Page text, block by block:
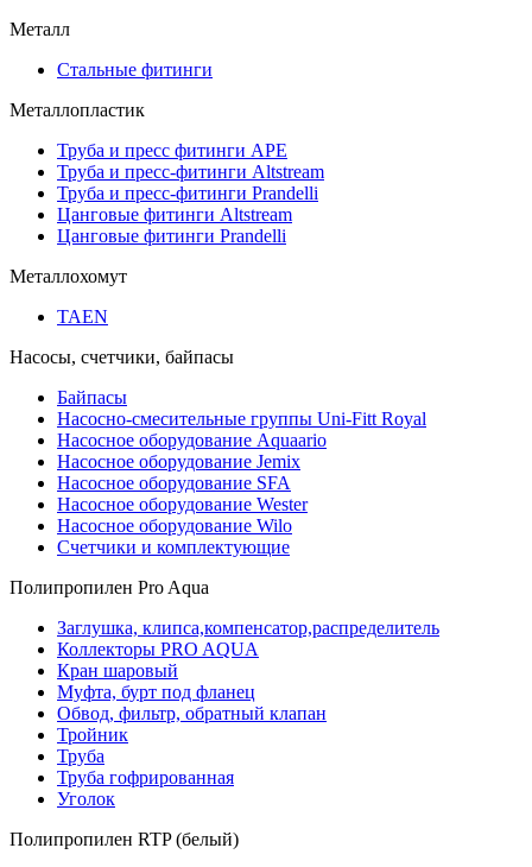
Металл
Стальные фитинги
Металлопластик
Труба и пресс фитинги APE
Труба и пресс-фитинги Altstream
Труба и пресс-фитинги Prandelli
Цанговые фитинги Altstream
Цанговые фитинги Prandelli
Металлохомут
TAEN
Насосы, счетчики, байпасы
Байпасы
Насосно-смесительные группы Uni-Fitt Royal
Насосное оборудование Aquaario
Насосное оборудование Jemix
Насосное оборудование SFA
Насосное оборудование Wester
Насосное оборудование Wilo
Счетчики и комплектующие
Полипропилен Pro Aqua
Заглушка, клипса,компенсатор,распределитель
Коллекторы PRO AQUA
Кран шаровый
Муфта, бурт под фланец
Обвод, фильтр, обратный клапан
Тройник
Труба
Труба гофрированная
Уголок
Полипропилен RTP (белый)